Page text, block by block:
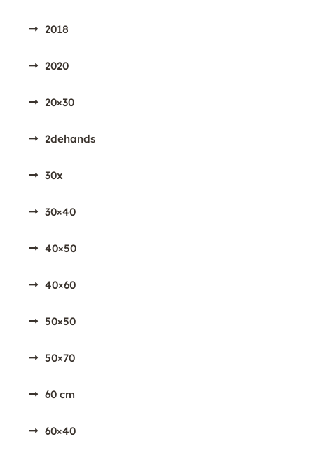
2018
2020
20×30
2dehands
30x
30×40
40×50
40×60
50×50
50×70
60 cm
60×40